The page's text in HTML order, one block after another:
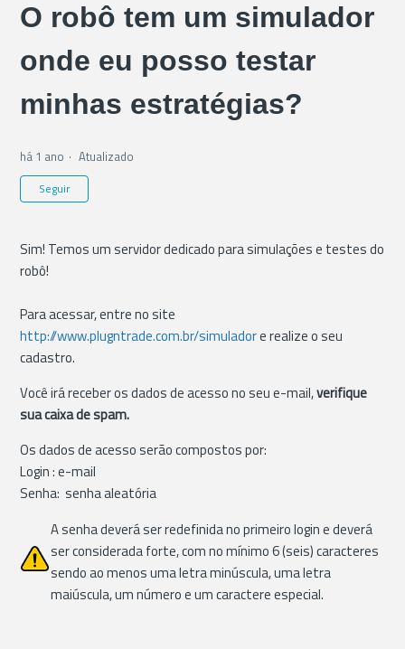
O robô tem um simulador
onde eu posso testar
minhas estratégias?
há 1 ano Atualizado
Seguir
Sim! Temos um servidor dedicado para simulações e testes do
robô!
Para acessar, entre no site
http://www.plugntrade.com.br/simuladore realize o seu
cadastro.
Você irá receber os dados de acesso no seu e-mail,verifique
sua caixa de spam.
Os dados de acesso serão compostos por:
Login : e-mail
Senha: senha aleatória
A senha deverá ser redefinida no primeiro login e deverá
ser considerada forte, com no mínimo 6 (seis) caracteres
sendo ao menos uma letra minúscula, uma letra
maiúscula, um número e um caractere especial.